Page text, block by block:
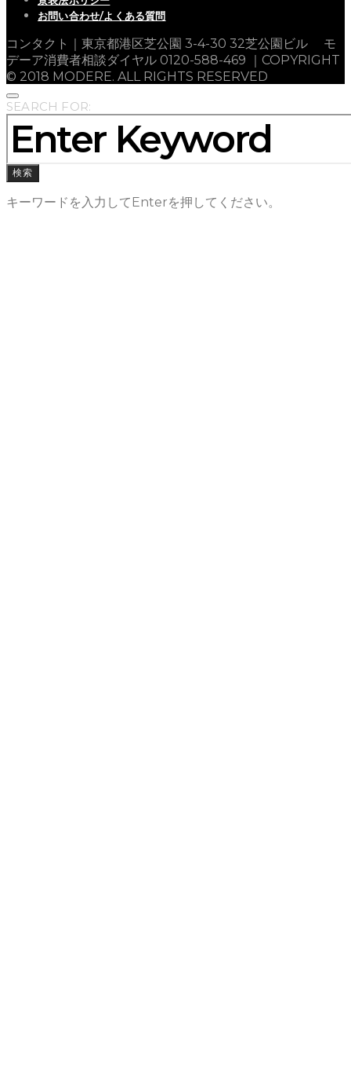
お問い合わせ/よくある質問
コンタクト｜東京都港区芝公園 3-4-30 32芝公園ビル モ
デーア消費者相談ダイヤル 0120-588-469 ｜COPYRIGHT
© 2018 MODERE. ALL RIGHTS RESERVED
SEARCH FOR:
検索
キーワードを入力してEnterを押してください。